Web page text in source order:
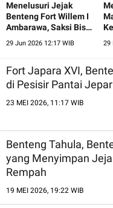
Menelusuri Jejak
Benteng Fort Willem I
Ambarawa, Saksi Bisu
Pergantian Zaman
29 Jun 2026 12:17 WIB 29
Fort Japara XVI,
di Pesisir Pantai
23 MEI 2026, 11:17 WIB
Benteng Tahula,
yang Menyimpan
Rempah
19 MEI 2026, 19:22 WIB